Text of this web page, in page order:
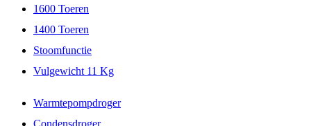
1600 Toeren
1400 Toeren
Stoomfunctie
Vulgewicht 11 Kg
Warmtepompdroger
Condensdroger